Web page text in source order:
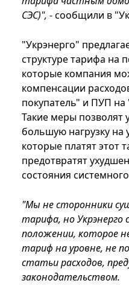
СЭС)", - сообщили в
"Укрэнерго"
структуре тарифа на
которые компания
компенсации
покупатель" и ПУП на
Такие меры
большую нагрузку на
которые платят этот
предотвратят
состояния
"Мы не сторонники
тарифа, но Укрэнерго
положении, которое
тариф на уровне, не
статьи расходов,
законодательством.